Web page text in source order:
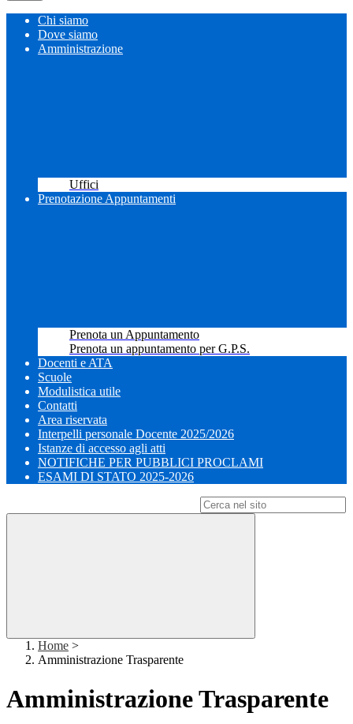
Chi siamo
Dove siamo
Amministrazione
Uffici
Prenotazione Appuntamenti
Prenota un Appuntamento
Prenota un appuntamento per G.P.S.
Docenti e ATA
Scuole
Modulistica utile
Contatti
Area riservata
Interpelli personale Docente 2025/2026
Istanze di accesso agli atti
NOTIFICHE PER PUBBLICI PROCLAMI
ESAMI DI STATO 2025-2026
Home >
Amministrazione Trasparente
Amministrazione Trasparente